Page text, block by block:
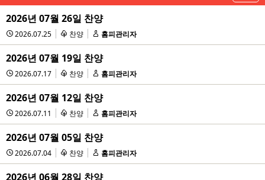
2026년 07월 26일 찬양
2026.07.25 찬양 홈피관리자
2026년 07월 19일 찬양
2026.07.17 찬양 홈피관리자
2026년 07월 12일 찬양
2026.07.11 찬양 홈피관리자
2026년 07월 05일 찬양
2026.07.04 찬양 홈피관리자
2026년 06월 28일 찬양